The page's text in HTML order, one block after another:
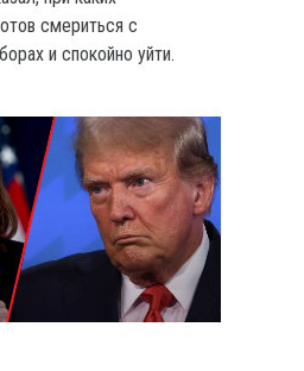
смериться с
и спокойно уйти.